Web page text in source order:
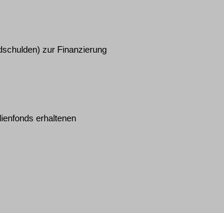
zur Finanzierung
erhaltenen